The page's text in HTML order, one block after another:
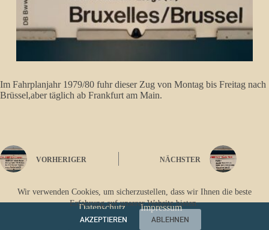
Wir verwenden Cookies, um sicherzustellen, dass wir Ihnen die beste
Erfahrung auf unserer Website bieten.
AKZEPTIEREN
ABLEHNEN
Im Fahrplanjahr 1979/80 fuhr dieser Zug von Montag bis Freitag nach
Brüssel,aber täglich ab Frankfurt am Main.
VORHERIGER NÄCHSTER
Datenschutz Impressum